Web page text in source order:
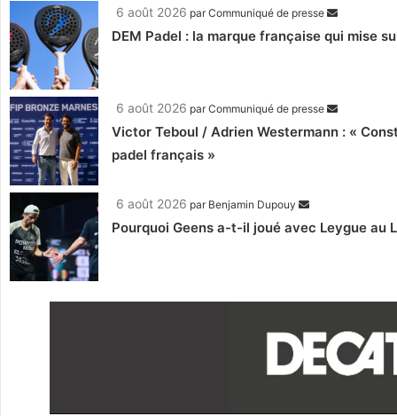
6 août 2026 parCommuniqué de presse
DEM Padel : la marque française qui mise
6 août 2026 parCommuniqué de presse
Victor Teboul / Adrien Westermann : «
padel français »
6 août 2026 par Benjamin Dupouy
Pourquoi Geens a-t-il joué avec Leygue au